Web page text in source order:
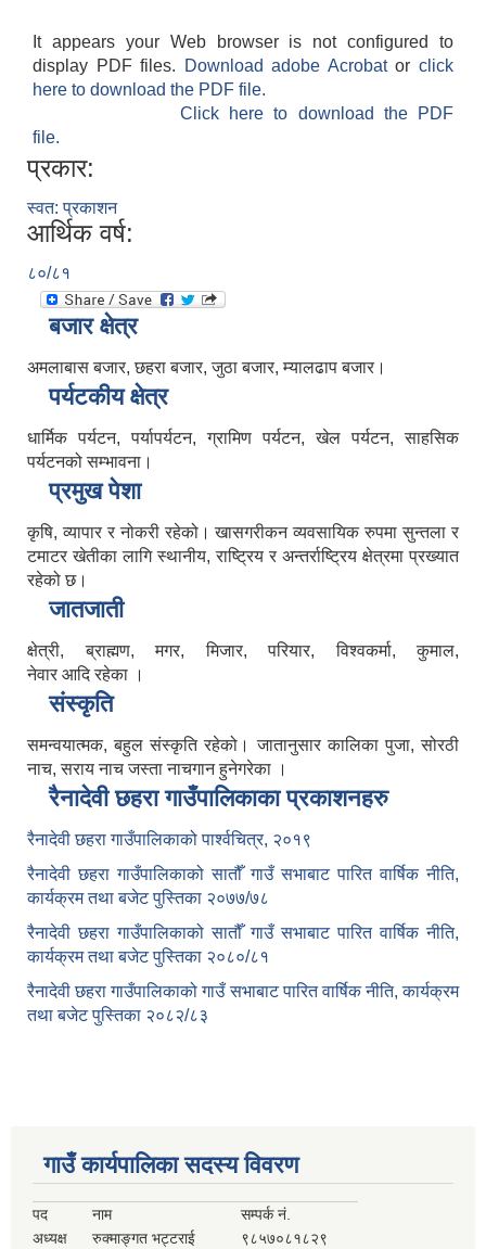
It appears your Web browser is not configured to
display PDF files.
Download adobe Acrobatorclick
here to download the PDF file.
Click here to download the PDF
file.
प्रकार:
स्वत: प्रकाशन
आर्थिक वर्ष:
८०/८१
बजार क्षेत्र
अमलाबास बजार, छहरा बजार, जुठा बजार, म्यालढाप बजार।
पर्यटकीय क्षेत्र
धार्मिक पर्यटन, पर्यापर्यटन, ग्रामिण पर्यटन, खेल पर्यटन, साहसिक
पर्यटनको सम्भावना।
प्रमुख पेशा
कृषि, व्यापार र नोकरी रहेको। खासगरीकन व्यवसायिक रुपमा सुन्तला र
टमाटर खेतीका लागि स्थानीय, राष्ट्रिय र अन्तर्राष्ट्रिय क्षेत्रमा प्रख्यात
रहेको छ।
जातजाती
क्षेत्री, ब्राह्मण, मगर, मिजार, परियार, विश्वकर्मा, कुमाल,
नेवार आदि रहेका ।
संस्कृति
समन्वयात्मक, बहुल संस्कृति रहेको। जातानुसार कालिका पुजा, सोरठी
नाच, सराय नाच जस्ता नाचगान हुनेगरेका ।
रैनादेवी छहरा गाउँपालिकाका प्रकाशनहरु
रैनादेवी छहरा गाउँपालिकाको पार्श्वचित्र, २०१९
रैनादेवी छहरा गाउँपालिकाको सातौँ गाउँ सभाबाट पारित वार्षिक नीति,
कार्यक्रम तथा बजेट पुस्तिका २०७७/७८
रैनादेवी छहरा गाउँपालिकाको सातौँ गाउँ सभाबाट पारित वार्षिक नीति,
कार्यक्रम तथा बजेट पुस्तिका २०८०/८१
रैनादेवी छहरा गाउँपालिकाको गाउँ सभाबाट पारित वार्षिक नीति, कार्यक्रम
तथा बजेट पुस्तिका २०८२/८३
गाउँ कार्यपालिका सदस्य विवरण
पद नाम
सम्पर्क नं.
अध्यक्ष
रुक्माङ्गत भट्टराई ९८५७०८१८२९